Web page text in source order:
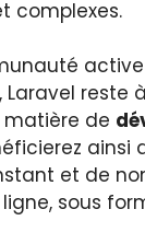
complexes.
Laravel reste
de
ainsi
et de
sous